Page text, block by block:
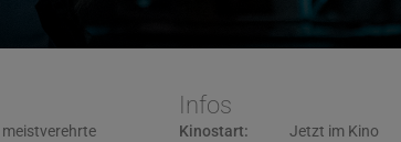
Infos
Kinostart:
Jetzt im Kino